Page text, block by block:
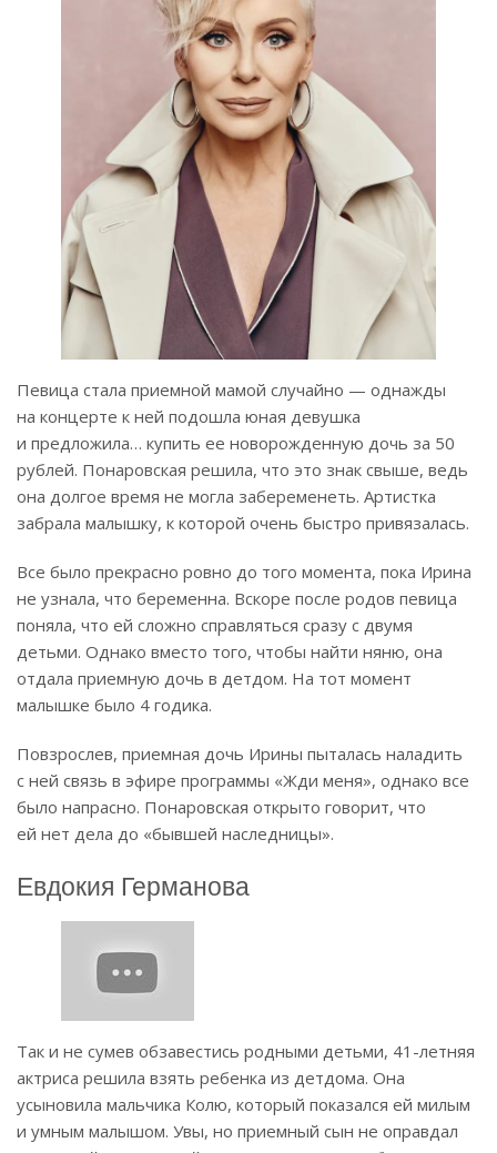
Певица стала приемной мамой случайно — однажды
на концерте к ней подошла юная девушка
и предложила… купить ее новорожденную дочь за 50
рублей. Понаровская решила, что это знак свыше, ведь
она долгое время не могла забеременеть. Артистка
забрала малышку, к которой очень быстро привязалась.
Все было прекрасно ровно до того момента, пока Ирина
не узнала, что беременна. Вскоре после родов певица
поняла, что ей сложно справляться сразу с двумя
детьми. Однако вместо того, чтобы найти няню, она
отдала приемную дочь в детдом. На тот момент
малышке было 4 годика.
Повзрослев, приемная дочь Ирины пыталась наладить
с ней связь в эфире программы «Жди меня», однако все
было напрасно. Понаровская открыто говорит, что
ей нет дела до «бывшей наследницы».
Евдокия Германова
Так и не сумев обзавестись родными детьми, 41-летняя
актриса решила взять ребенка из детдома. Она
усыновила мальчика Колю, который показался ей милым
и умным малышом. Увы, но приемный сын не оправдал